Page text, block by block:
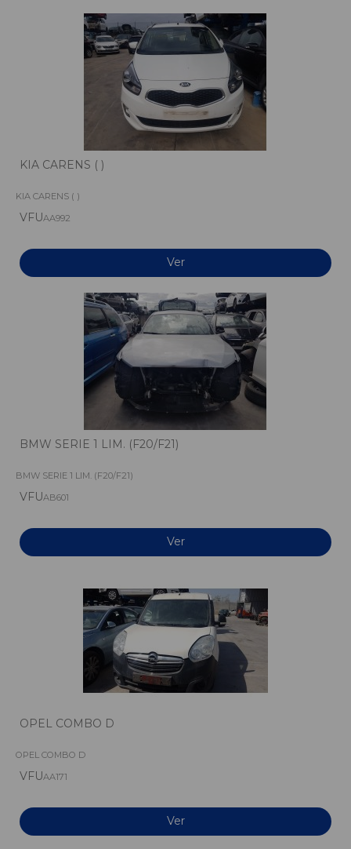
KIA CARENS ( )
KIA CARENS ( )
VFUAA992
Ver
BMW SERIE 1 LIM. (F20/F21)
BMW SERIE 1 LIM. (F20/F21)
VFUAB601
Ver
OPEL COMBO D
OPEL COMBO D
VFUAA171
Ver